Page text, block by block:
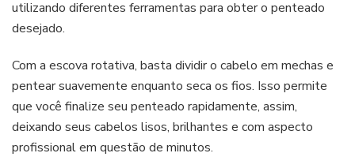
utilizando diferentes ferramentas para obter o penteado
desejado.
Com a escova rotativa, basta dividir o cabelo em mechas e
pentear suavemente enquanto seca os fios. Isso permite
que você finalize seu penteado rapidamente, assim,
deixando seus cabelos lisos, brilhantes e com aspecto
profissional em questão de minutos.